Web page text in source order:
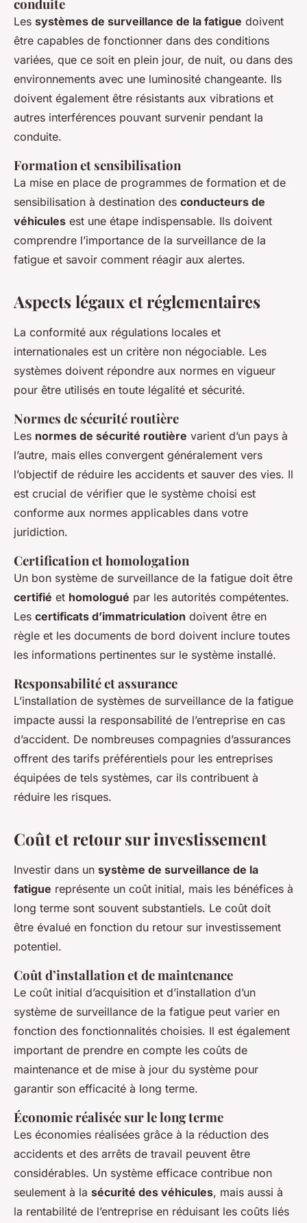
conduite
Les systèmes de surveillance de la fatigue doivent
être capables de fonctionner dans des conditions
variées, que ce soit en plein jour, de nuit, ou dans des
environnements avec une luminosité changeante. Ils
doivent également être résistants aux vibrations et
autres interférences pouvant survenir pendant la
conduite.
Formation et sensibilisation
La mise en place de programmes de formation et de
sensibilisation à destination des conducteurs de
véhicules est une étape indispensable. Ils doivent
comprendre l’importance de la surveillance de la
fatigue et savoir comment réagir aux alertes.
Aspects légaux et réglementaires
La conformité aux régulations locales et
internationales est un critère non négociable. Les
systèmes doivent répondre aux normes en vigueur
pour être utilisés en toute légalité et sécurité.
Normes de sécurité routière
Les normes de sécurité routière varient d’un pays à
l’autre, mais elles convergent généralement vers
l’objectif de réduire les accidents et sauver des vies. Il
est crucial de vérifier que le système choisi est
conforme aux normes applicables dans votre
juridiction.
Certification et homologation
Un bon système de surveillance de la fatigue doit être
certifié et homologué par les autorités compétentes.
Les certificats d’immatriculation doivent être en
règle et les documents de bord doivent inclure toutes
les informations pertinentes sur le système installé.
Responsabilité et assurance
L’installation de systèmes de surveillance de la fatigue
impacte aussi la responsabilité de l’entreprise en cas
d’accident. De nombreuses compagnies d’assurances
offrent des tarifs préférentiels pour les entreprises
équipées de tels systèmes, car ils contribuent à
réduire les risques.
Coût et retour sur investissement
Investir dans un système de surveillance de la
fatigue représente un coût initial, mais les bénéfices à
long terme sont souvent substantiels. Le coût doit
être évalué en fonction du retour sur investissement
potentiel.
Coût d’installation et de maintenance
Le coût initial d’acquisition et d’installation d’un
système de surveillance de la fatigue peut varier en
fonction des fonctionnalités choisies. Il est également
important de prendre en compte les coûts de
maintenance et de mise à jour du système pour
garantir son efficacité à long terme.
Économie réalisée sur le long terme
Les économies réalisées grâce à la réduction des
accidents et des arrêts de travail peuvent être
considérables. Un système efficace contribue non
seulement à la sécurité des véhicules, mais aussi à
la rentabilité de l’entreprise en réduisant les coûts liés